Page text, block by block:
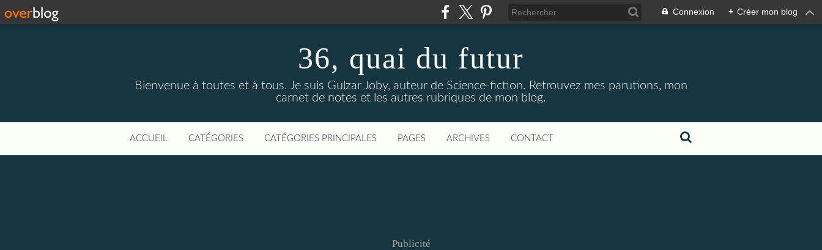
Connexion + Créer mon blog
36, quai du futur
Bienvenue à toutes et à tous. Je suis Gulzar Joby, auteur de Science-fiction. Retrouvez mes parutions, mon
carnet de notes et les autres rubriques de mon blog.
ACCUEIL CATÉGORIES CATÉGORIES PRINCIPALES PAGES ARCHIVES CONTACT
Publicité